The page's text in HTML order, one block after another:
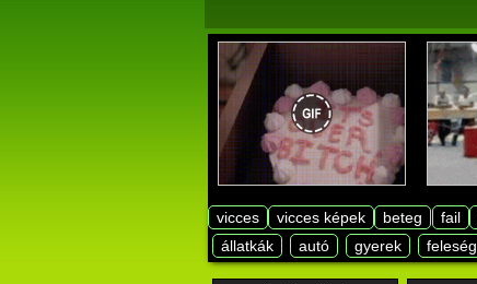
vicces vicces képek beteg fail
állatkák
autó gyerek feleség